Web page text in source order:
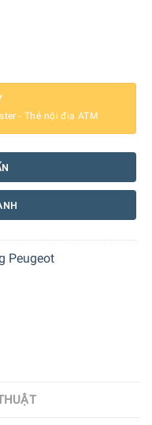
Appolia số lượng
- Thẻ nội địa ATM
Peugeot